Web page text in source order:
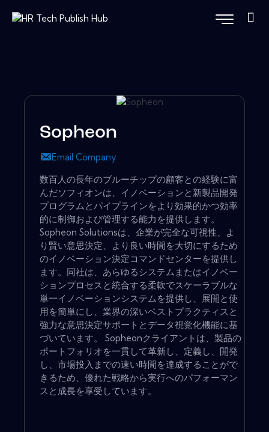
Sopheon
Email Company
数百人の長年のブルーチップの顧客との経験に富
んだソフィオンは、イノベーションと新製品開発
プログラムとパイプラインをより効果的かつ効率
的に制御および管理する能力を提供します。
Sopheon Solutionsは、企業が完全な可視性、よ
り賢い意思決定、より良い時間を大切にするため
のイノベーション決定コマンドセンターを提供し
ます。同社は、あらゆるシステムまたはイノベー
ションプロセスと統合する柔軟でスケーラブルな
単一イノベーションシステムを提供し、展開と使
用を簡単にし、業界の深いベストプラクティスと
強力な意思決定サポートとデータ視覚化機能に基
づいています。 Sopheonクライアントは、製品の
ポートフォリオを一貫して革新し、定義し、開発
し、市場投入までの速い時間を達成することがで
きるため、優れた戦略から実行へのパフォーマン
スと成長を享受しています。